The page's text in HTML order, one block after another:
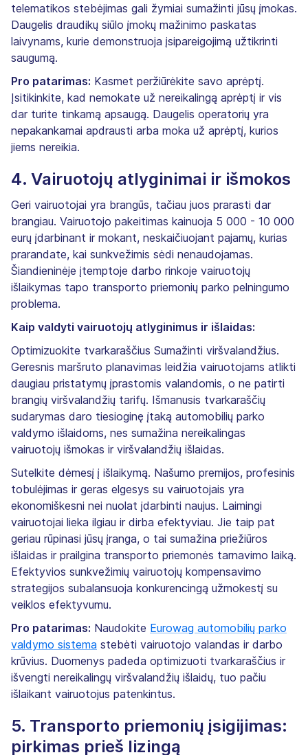
telematikos stebėjimas gali žymiai sumažinti jūsų įmokas.
Daugelis draudikų siūlo įmokų mažinimo paskatas
laivynams, kurie demonstruoja įsipareigojimą užtikrinti
saugumą.
Pro patarimas: Kasmet peržiūrėkite savo aprėptį.
Įsitikinkite, kad nemokate už nereikalingą aprėptį ir vis
dar turite tinkamą apsaugą. Daugelis operatorių yra
nepakankamai apdrausti arba moka už aprėptį, kurios
jiems nereikia.
4. Vairuotojų atlyginimai ir išmokos
Geri vairuotojai yra brangūs, tačiau juos prarasti dar
brangiau. Vairuotojo pakeitimas kainuoja 5 000 - 10 000
eurų įdarbinant ir mokant, neskaičiuojant pajamų, kurias
prarandate, kai sunkvežimis sėdi nenaudojamas.
Šiandieninėje įtemptoje darbo rinkoje vairuotojų
išlaikymas tapo transporto priemonių parko pelningumo
problema.
Kaip valdyti vairuotojų atlyginimus ir išlaidas:
Optimizuokite tvarkaraščius Sumažinti viršvalandžius.
Geresnis maršruto planavimas leidžia vairuotojams atlikti
daugiau pristatymų įprastomis valandomis, o ne patirti
brangių viršvalandžių tarifų. Išmanusis tvarkaraščių
sudarymas daro tiesioginę įtaką automobilių parko
valdymo išlaidoms, nes sumažina nereikalingas
vairuotojų išmokas ir viršvalandžių išlaidas.
Sutelkite dėmesį į išlaikymą. Našumo premijos, profesinis
tobulėjimas ir geras elgesys su vairuotojais yra
ekonomiškesni nei nuolat įdarbinti naujus. Laimingi
vairuotojai lieka ilgiau ir dirba efektyviau. Jie taip pat
geriau rūpinasi jūsų įranga, o tai sumažina priežiūros
išlaidas ir prailgina transporto priemonės tarnavimo laiką.
Efektyvios sunkvežimių vairuotojų kompensavimo
strategijos subalansuoja konkurencingą užmokestį su
veiklos efektyvumu.
Pro patarimas: Naudokite Eurowag automobilių parko
valdymo sistema stebėti vairuotojo valandas ir darbo
krūvius. Duomenys padeda optimizuoti tvarkaraščius ir
išvengti nereikalingų viršvalandžių išlaidų, tuo pačiu
išlaikant vairuotojus patenkintus.
5. Transporto priemonių įsigijimas:
pirkimas prieš lizingą